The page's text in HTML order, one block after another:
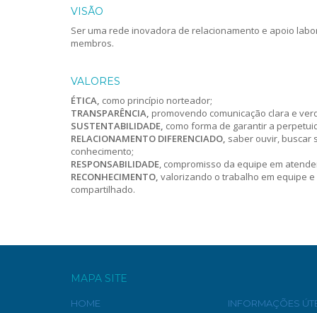
VISÃO
Ser uma rede inovadora de relacionamento e apoio
membros.
VALORES
ÉTICA, como princípio norteador;
TRANSPARÊNCIA, promovendo comunicação clara e
SUSTENTABILIDADE, como forma de garantir a
RELACIONAMENTO DIFERENCIADO, saber ouvir, buscar
conhecimento;
RESPONSABILIDADE , compromisso da equipe em
RECONHECIMENTO, valorizando o trabalho em equipe
compartilhado.
MAPA SITE
HOME
INFORMAÇÕES